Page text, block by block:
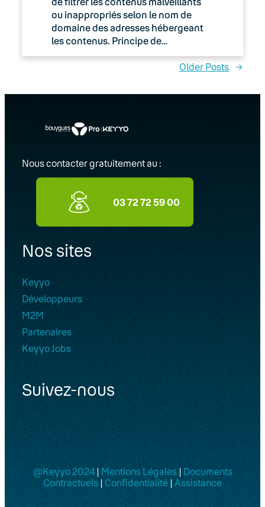
ou inappropriés selon le nom de
domaine des adresses hébergeant
les contenus. Principe de…
Older Posts →
Nous contacter gratuitement au :
03 72 72 59 00
Nos sites
Keyyo
Développeurs
M2M
Partenaires
Keyyo Jobs
Suivez-nous
@Keyyo 2024| Mentions Légales|Documents
Contractuels|Confidentialité|Assistance